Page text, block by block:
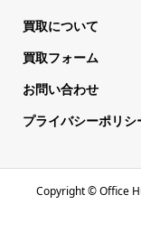
買取について
買取フォーム
お問い合わせ
プライバシーポリシ
Copyright ©Office